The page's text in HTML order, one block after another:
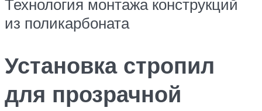
Технология монтажа конструкций
из поликарбоната
Установка стропил
для прозрачной